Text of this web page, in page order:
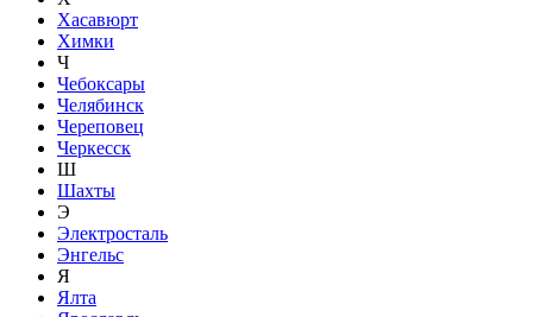
Хасавюрт
Химки
Ч
Чебоксары
Челябинск
Череповец
Черкесск
Ш
Шахты
Э
Электросталь
Энгельс
Я
Ялта